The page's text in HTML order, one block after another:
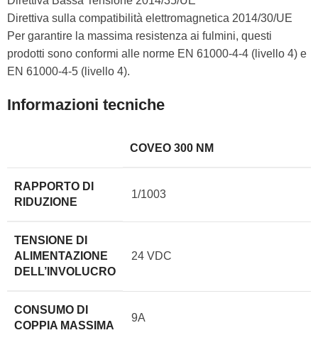
Direttiva sulla compatibilità elettromagnetica 2014/30/UE
Per garantire la massima resistenza ai fulmini, questi
prodotti sono conformi alle norme EN 61000-4-4 (livello 4) e
EN 61000-4-5 (livello 4).
Informazioni tecniche
COVEO 300 NM
RAPPORTO DI
RIDUZIONE
1/1003
TENSIONE DI
ALIMENTAZIONE
DELL’INVOLUCRO
24 VDC
CONSUMO DI
COPPIA MASSIMA
9A